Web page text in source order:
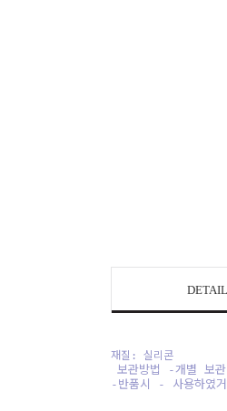
재질: 실리콘
보관방법 -개별 보
-반품시 - 사용하였